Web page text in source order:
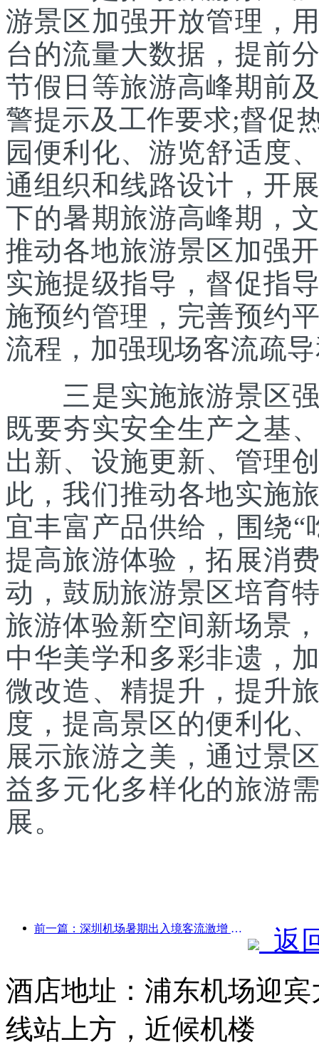
游景区加强开放管理，
台的流量大数据，提前
节假日等旅游高峰期前
警提示及工作要求;督促
园便利化、游览舒适度
通组织和线路设计，开
下的暑期旅游高峰期，
推动各地旅游景区加强
实施提级指导，督促指
施预约管理，完善预约
流程，加强现场客流疏
三是实施旅游景区强
既要夯实安全生产之基
出新、设施更新、管理
此，我们推动各地实施
宜丰富产品供给，围绕
提高旅游体验，拓展消
动，鼓励旅游景区培育
旅游体验新空间新场景
中华美学和多彩非遗，
微改造、精提升，提升
度，提高景区的便利化
展示旅游之美，通过景
益多元化多样化的旅游
展。
前一篇：深圳机场暑期出入境客流激增 多家外航加密中国航线
返
酒店地址：浦东机场迎
线站上方，近候机楼